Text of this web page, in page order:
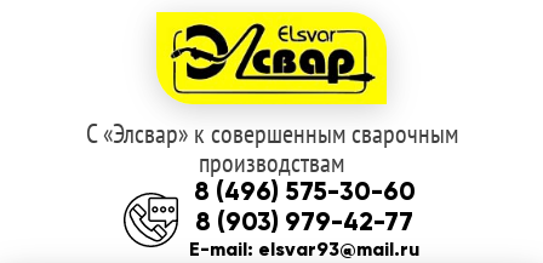
Перейти
к
навигации
Перейти
к
содержимому
С «Элсвар» к совершенным сварочным
производствам
8 (496) 575-30-60
8 (903) 979-42-77
E-mail: elsvar93@mail.ru